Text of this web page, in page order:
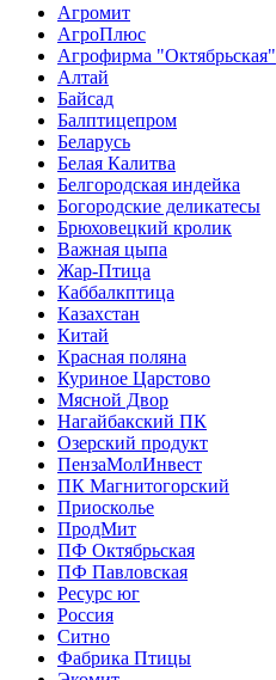
Агромит
АгроПлюс
Агрофирма "Октябрьская"
Алтай
Байсад
Балптицепром
Беларусь
Белая Калитва
Белгородская индейка
Богородские деликатесы
Брюховецкий кролик
Важная цыпа
Жар-Птица
Каббалкптица
Казахстан
Китай
Красная поляна
Куриное Царстово
Мясной Двор
Нагайбакский ПК
Озерский продукт
ПензаМолИнвест
ПК Магнитогорский
Приосколье
ПродМит
ПФ Октябрьская
ПФ Павловская
Ресурс юг
Россия
Ситно
Фабрика Птицы